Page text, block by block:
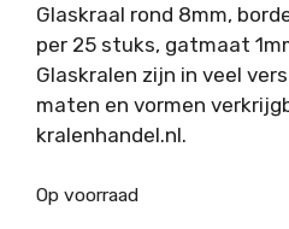
Glaskraal rond 8mm,
per 25 stuks, gatmaat
Glaskralen zijn in veel
maten en vormen
kralenhandel.nl.
Op voorraad